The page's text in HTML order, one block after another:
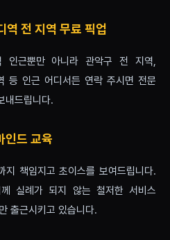
전 지역 무료 픽업
인근뿐만 아니라 관악구 전 지역,
등 인근 어디서든 연락 주시면 전문
내드립니다.
인드 교육
지 책임지고 초이스를 보여드립니다.
실례가 되지 않는 철저한 서비스
출근시키고 있습니다.